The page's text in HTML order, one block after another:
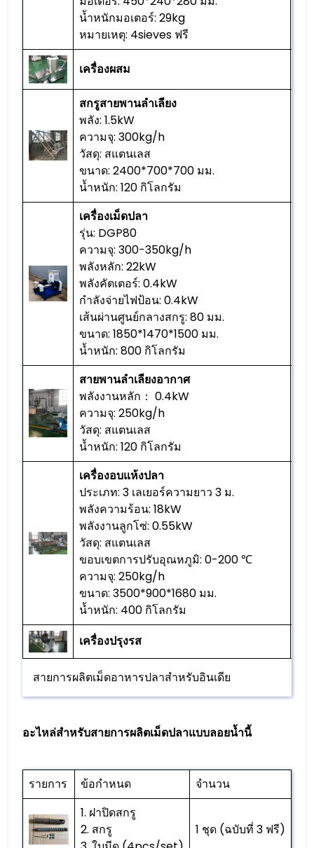
น้ำหนักมอเตอร์: 29kg
หมายเหตุ: 4sieves ฟรี
เครื่องผสม
สกรูสายพานลำเลียง
พลัง: 1.5kW
ความจุ: 300kg/h
วัสดุ: สแตนเลส
ขนาด: 2400*700*700 มม.
น้ำหนัก: 120 กิโลกรัม
เครื่องเม็ดปลา
รุ่น: DGP80
ความจุ: 300-350kg/h
พลังหลัก: 22kW
พลังคัตเตอร์: 0.4kW
กำลังจ่ายไฟป้อน: 0.4kW
เส้นผ่านศูนย์กลางสกรู: 80 มม.
ขนาด: 1850*1470*1500 มม.
น้ำหนัก: 800 กิโลกรัม
สายพานลำเลียงอากาศ
พลังงานหลัก： 0.4kW
ความจุ: 250kg/h
วัสดุ: สแตนเลส
น้ำหนัก: 120 กิโลกรัม
เครื่องอบแห้งปลา
ประเภท: 3 เลเยอร์ความยาว 3 ม.
พลังความร้อน: 18kW
พลังงานลูกโซ่: 0.55kW
วัสดุ: สแตนเลส
ขอบเขตการปรับอุณหภูมิ: 0-200 ℃
ความจุ: 250kg/h
ขนาด: 3500*900*1680 มม.
น้ำหนัก: 400 กิโลกรัม
เครื่องปรุงรส
สายการผลิตเม็ดอาหารปลาสำหรับอินเดีย
อะไหล่สำหรับสายการผลิตเม็ดปลาแบบลอยน้ำนี้
รายการ ข้อกำหนด
จำนวน
1. ฝาปิดสกรู
2. สกรู
1 ชุด (ฉบับที่ 3 ฟรี)